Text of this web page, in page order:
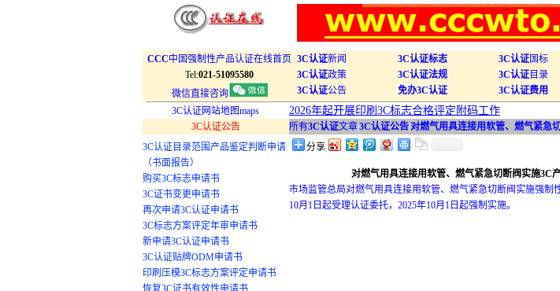
CCC中国强制性产品认证在线首页
Tel:021-51095580
微信直接咨询
3C认证新闻
3C认证政策
3C认证公告
3C认证标志
3C认证法规
免办3C认证
3C认证国标
3C认证目录
3C认证费用
3C认证网站地图maps
3C认证公告
3C认证目录范围产品鉴定判断申请
（书面报告）
购买3C标志申请书
3C证书变更申请书
再次申请3C认证申请书
3C标志方案评定年审申请书
新申请3C认证申请书
3C认证贴牌ODM申请书
印刷压模3C标志方案评定申请书
恢复3C证书有效性申请书
2026年起开展印刷3C标志合格评定附码工作
所有3C认证文章|3C认证公告|对燃气用具连接用软管、燃气紧急
分享
对燃气用具连接用软管、燃气紧急切断阀实施3C
市场监管总局对燃气用具连接用软管、燃气紧急切断阀实施强制
10月1日起受理认证委托，2025年10月1日起强制实施。